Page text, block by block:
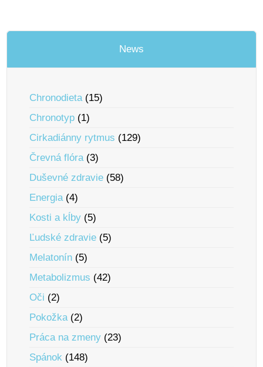
News
Chronodieta(15)
Chronotyp (1)
Cirkadiánny rytmus (129)
Črevná flóra(3)
Duševné zdravie (58)
Energia(4)
Kosti a kĺby (5)
Ľudské zdravie (5)
Melatonín (5)
Metabolizmus (42)
Oči (2)
Pokožka(2)
Práca na zmeny (23)
Spánok (148)